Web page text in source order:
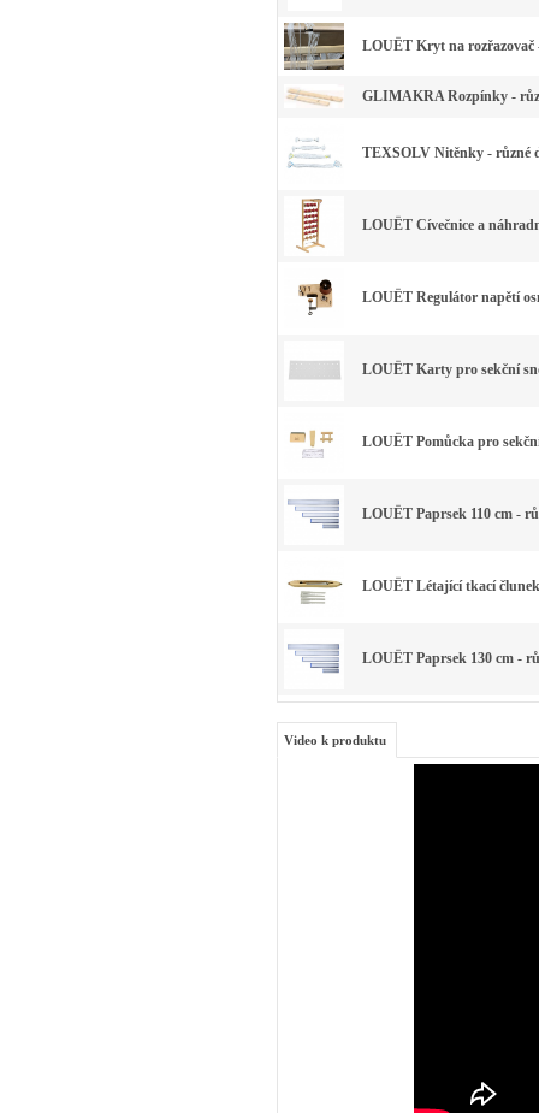
LOUËT Kryt na rozřazovač
GLIMAKRA Rozpínky -
TEXSOLV Nitěnky - různé
LOUËT Cívečnice a
LOUËT Regulátor napětí
LOUËT Karty pro sekční
LOUËT Pomůcka pro
LOUËT Paprsek 110 cm -
LOUËT Létající tkací
LOUËT Paprsek 130 cm -
Video k produktu